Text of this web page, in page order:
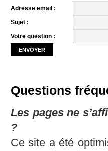
Adresse email :
Sujet :
Votre question :
ENVOYER
Questions
Les pages ne
?
Ce site a été